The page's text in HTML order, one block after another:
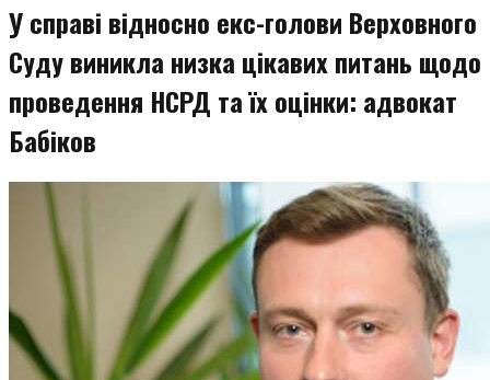
У справі відносно екс-голови Верховного
Суду виникла низка цікавих питань щодо
проведення НСРД та їх оцінки: адвокат
Бабіков